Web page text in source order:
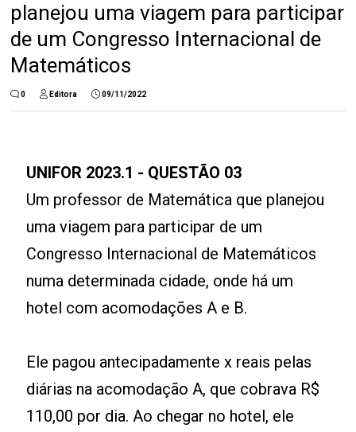
planejou uma viagem para participar
de um Congresso Internacional de
Matemáticos
0 Editora 09/11/2022
UNIFOR 2023.1 - QUESTÃO 03
Um professor de Matemática que planejou
uma viagem para participar de um
Congresso Internacional de Matemáticos
numa determinada cidade, onde há um
hotel com acomodações A e B.
Ele pagou antecipadamente x reais pelas
diárias na acomodação A, que cobrava R$
110,00 por dia. Ao chegar no hotel, ele